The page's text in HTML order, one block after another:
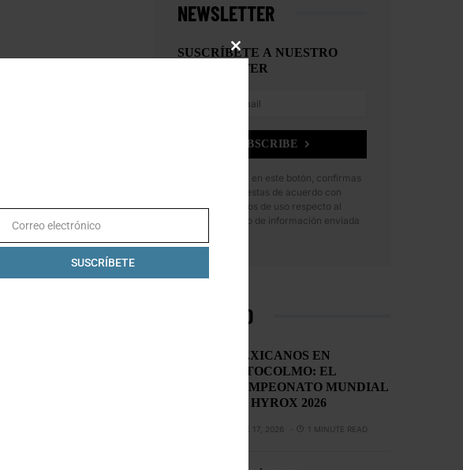
NEWSLETTER
SUSCRÍBETE A NUESTRO
NEWSLETTER
SUBSCRIBE
Al hacer clic en este botón, confirmas
que has leído y estas de acuerdo con
nuestros términos de uso respecto al
almacenamiento de información enviada
LO MÁS VISTO
MEXICANOS EN
ESTOCOLMO: EL
CAMPEONATO MUNDIAL
DE HYROX 2026
JUNE 17, 2026 1 MINUTE READ
CLOSE
THIS
EmailCorreo electrónico
SUSCRÍBETE